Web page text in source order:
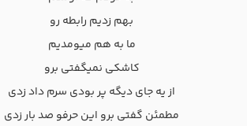
بهم زدیم رابطه رو
ما به هم میومدیم
کاشکی نمیگفتی برو
از یه جای دیگه پر بودی سرم داد زدی
مطمئن گفتی برو این حرفو صد بار زدی